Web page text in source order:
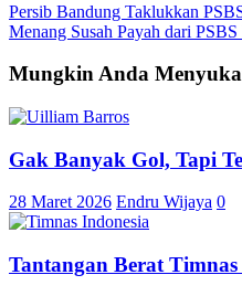
Persib Bandung Taklukkan
Menang Susah Payah dari
Mungkin Anda
Gak Banyak Gol, Tapi
28 Maret 2026 Endru Wijaya 0
Tantangan Berat